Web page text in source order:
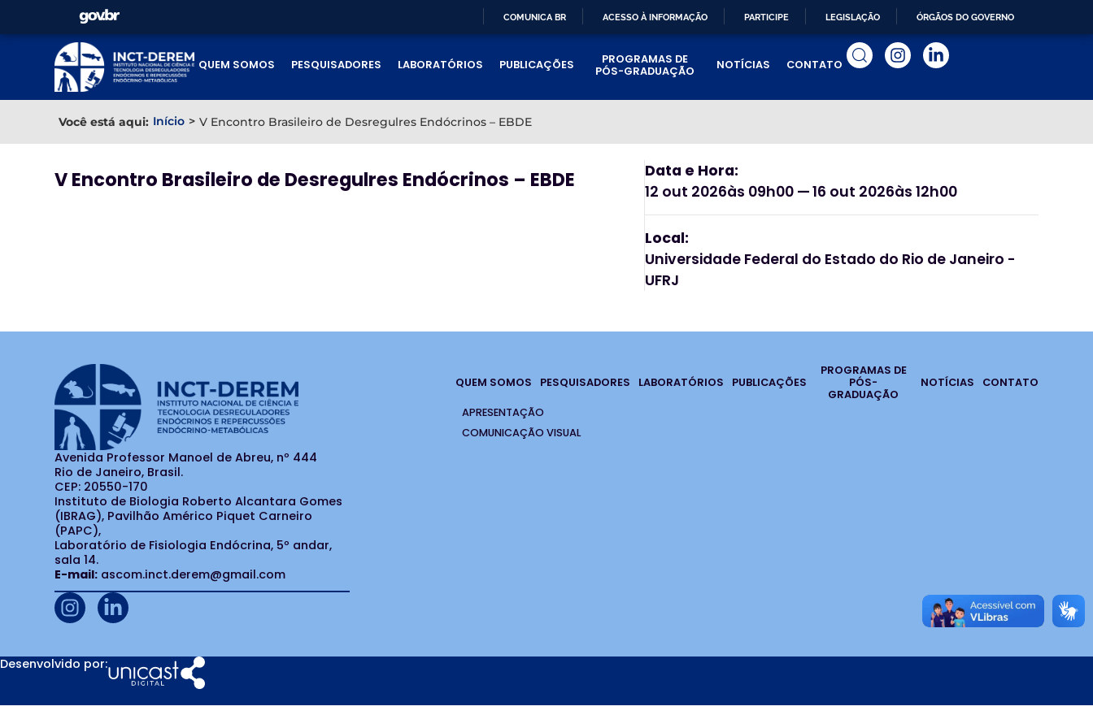
PARA
CONTEÚDO
COMUNICA BR ACESSO À INFORMAÇÃO PARTICIPE LEGISLAÇÃO ÓRGÃOS DO GOVERNO
QUEM SOMOS PESQUISADORES LABORATÓRIOS PUBLICAÇÕES
PROGRAMAS DE
PÓS-GRADUAÇÃO
NOTÍCIAS CONTATO
Você está aqui: Início > V Encontro Brasileiro de Desregulres Endócrinos – EBDE
V Encontro Brasileiro de Desregulres Endócrinos – EBDE
Data e Hora:
12 out 2026às 09h00 —16 out 2026às 12h00
Local:
Universidade Federal do Estado do Rio de Janeiro -
UFRJ
Avenida Professor Manoel de Abreu, nº 444
Rio de Janeiro, Brasil.
CEP: 20550-170
Instituto de Biologia Roberto Alcantara Gomes
(IBRAG), Pavilhão Américo Piquet Carneiro
(PAPC),
Laboratório de Fisiologia Endócrina, 5º andar,
sala 14.
E-mail: ascom.inct.derem@gmail.com
QUEM SOMOS
APRESENTAÇÃO
COMUNICAÇÃO VISUAL
PESQUISADORES LABORATÓRIOS PUBLICAÇÕES
PROGRAMAS DE
PÓS-
GRADUAÇÃO
NOTÍCIAS CONTATO
Desenvolvido por: